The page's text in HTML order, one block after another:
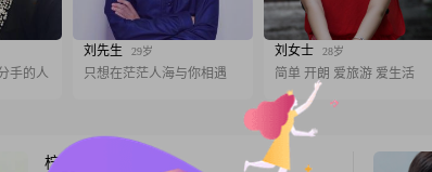
手的人
刘先生 29岁
只想在茫茫人海与你相遇
刘女士 28岁
简单 开朗 爱旅游 爱生活
柠檬不拧